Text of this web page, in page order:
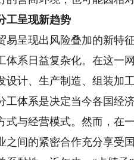
呈现新趋势
呈现出风险叠加的新特征
体系日益复杂化。在这一
设计、生产制造、组装加
工体系是决定当今各国经
式与经营模式。然而，在
之间的紧密合作充分享受